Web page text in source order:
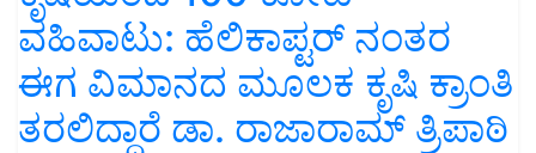
ವಹಿವಾಟು: ಹೆಲಿಕಾಪ್ಟರ್ ನಂತರ
ಈಗ ವಿಮಾನದ ಮೂಲಕ ಕೃಷಿ ಕ್ರಾಂತಿ
ತರಲಿದ್ದಾರೆ ಡಾ. ರಾಜಾರಾಮ್ ತ್ರಿಪಾಠಿ